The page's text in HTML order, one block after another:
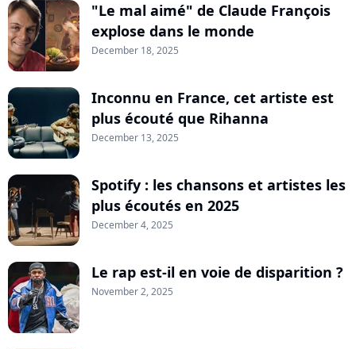
"Le mal aimé" de Claude François
explose dans le monde
December 18, 2025
Inconnu en France, cet artiste est
plus écouté que Rihanna
December 13, 2025
Spotify : les chansons et artistes les
plus écoutés en 2025
December 4, 2025
Le rap est-il en voie de disparition ?
November 2, 2025